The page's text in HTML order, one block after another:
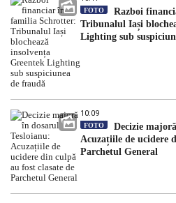
FOTO
Razboi
Tribunalul Iași
Lighting sub
10:09
FOTO
Decizie
Acuzațiile de ucidere
Parchetul General